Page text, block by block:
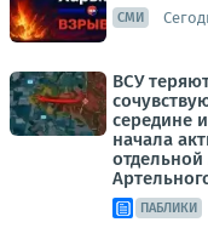
СМИ
ВСУ
середине
начала
ПАБЛИКИ